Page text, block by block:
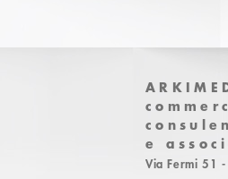
e
Via Fermi 51 -